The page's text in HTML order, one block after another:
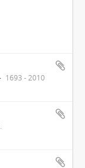
1693 - 2010